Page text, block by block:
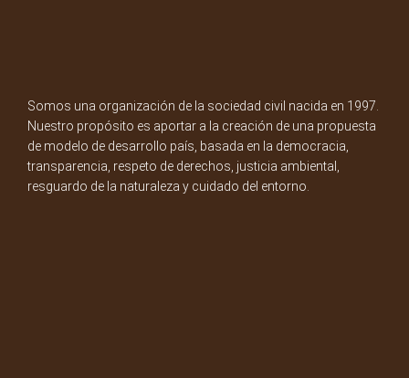
Somos una organización de la sociedad civil nacida en 1997.
Nuestro propósito es aportar a la creación de una propuesta
de modelo de desarrollo país, basada en la democracia,
transparencia, respeto de derechos, justicia ambiental,
resguardo de la naturaleza y cuidado del entorno.